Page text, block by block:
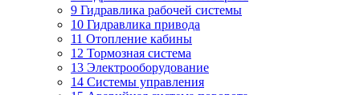
9 Гидравлика рабочей системы
10 Гидравлика привода
11 Отопление кабины
12 Тормозная система
13 Электрооборудование
14 Системы управления